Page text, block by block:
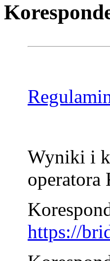
Wyniki i
operatora
https://